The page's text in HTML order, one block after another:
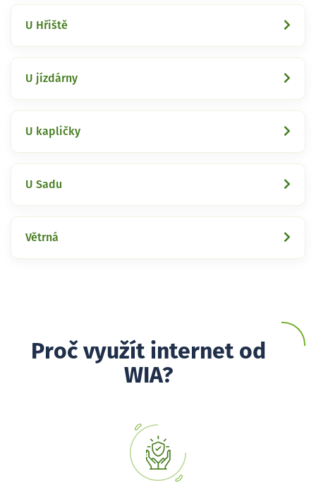
U Hřiště
U jízdárny
U kapličky
U Sadu
Větrná
Proč využít internet od
WIA?